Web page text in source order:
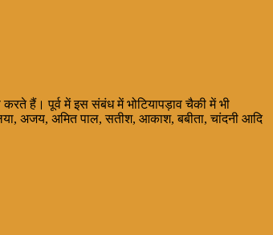
हैं। पूर्व में इस संबंध में भोटियापड़ाव चैकी में भी
अजय, अमित पाल, सतीश, आकाश, बबीता, चांदनी आदि